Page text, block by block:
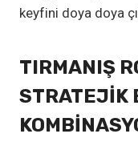
keyfini doya doya
TIRMANIŞ
STRATEJIK